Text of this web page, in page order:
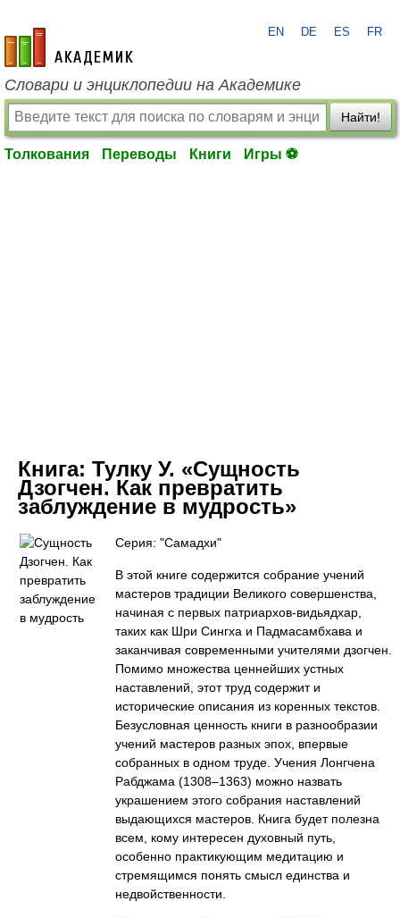
academic.ru
EN DE ES FR
Словари и энциклопедии на Академике
Найти!
Толкования Переводы Книги Игры ⚽
Книга: Тулку У. «Сущность
Дзогчен. Как превратить
заблуждение в мудрость»
Серия: "Самадхи"
В этой книге содержится собрание учений
мастеров традиции Великого совершенства,
начиная с первых патриархов-видьядхар,
таких как Шри Сингха и Падмасамбхава и
заканчивая современными учителями дзогчен.
Помимо множества ценнейших устных
наставлений, этот труд содержит и
исторические описания из коренных текстов.
Безусловная ценность книги в разнообразии
учений мастеров разных эпох, впервые
собранных в одном труде. Учения Лонгчена
Рабджама (1308–1363) можно назвать
украшением этого собрания наставлений
выдающихся мастеров. Книга будет полезна
всем, кому интересен духовный путь,
особенно практикующим медитацию и
стремящимся понять смысл единства и
недвойственности.